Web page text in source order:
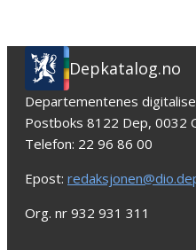
Depkatalog.no
Departementenes
Postboks 8122 Dep, 0032
Telefon: 22 96 86 00
Epost:
Org. nr 932 931 311